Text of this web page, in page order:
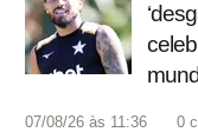
07/08/26 às 11:36 0